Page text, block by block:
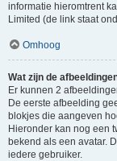
informatie hieromtrent
Limited (de link staat
Omhoog
Wat zijn de
Er kunnen 2
De eerste afbeelding
blokjes die aangeven
Hieronder kan nog een
bekend als een avatar.
iedere gebruiker.